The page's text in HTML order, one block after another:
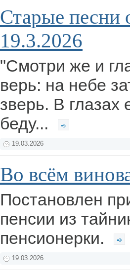
Старые песни
19.3.2026
"Смотри же и
верь: на небе
зверь. В глазах
беду...
19.03.2026
Во всём
Постановлен
пенсии из
пенсионерки.
19.03.2026